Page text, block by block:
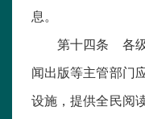
息。
第十四条 各
闻出版等主管部门
设施，提供全民阅